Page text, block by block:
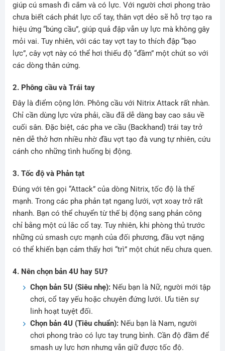
giúp cú smash đi cắm và có lực. Với người chơi phong trào
chưa biết cách phát lực cổ tay, thân vợt dẻo sẽ hỗ trợ tạo ra
hiệu ứng “búng cầu”, giúp quả đập vẫn uy lực mà không gây
mỏi vai. Tuy nhiên, với các tay vợt tay to thích đập “bạo
lực”, cây vợt này có thể hơi thiếu độ “đầm” một chút so với
các dòng thân cứng.
2. Phông cầu và Trái tay
Đây là điểm cộng lớn. Phông cầu với Nitrix Attack rất nhàn.
Chỉ cần dùng lực vừa phải, cầu đã dễ dàng bay cao sâu về
cuối sân. Đặc biệt, các pha ve cầu (Backhand) trái tay trở
nên dễ thở hơn nhiều nhờ đầu vợt tạo đà vung tự nhiên, cứu
cánh cho những tình huống bị động.
3. Tốc độ và Phản tạt
Đúng với tên gọi “Attack” của dòng Nitrix, tốc độ là thế
mạnh. Trong các pha phản tạt ngang lưới, vợt xoay trở rất
nhanh. Bạn có thể chuyển từ thế bị động sang phản công
chỉ bằng một cú lắc cổ tay. Tuy nhiên, khi phòng thủ trước
những cú smash cực mạnh của đối phương, đầu vợt nặng
có thể khiến bạn cảm thấy hơi “trì” một chút nếu chưa quen.
4. Nên chọn bản 4U hay 5U?
Chọn bản 5U (Siêu nhẹ):Nếu bạn là Nữ, người mới tập
chơi, cổ tay yếu hoặc chuyên đứng lưới. Ưu tiên sự
linh hoạt tuyệt đối.
Chọn bản 4U (Tiêu chuẩn):Nếu bạn là Nam, người
chơi phong trào có lực tay trung bình. Cần độ đầm để
smash uy lực hơn nhưng vẫn giữ được tốc độ.